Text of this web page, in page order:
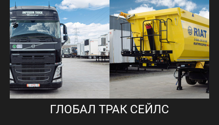
ГЛОБАЛ ТРАК СЕЙЛС